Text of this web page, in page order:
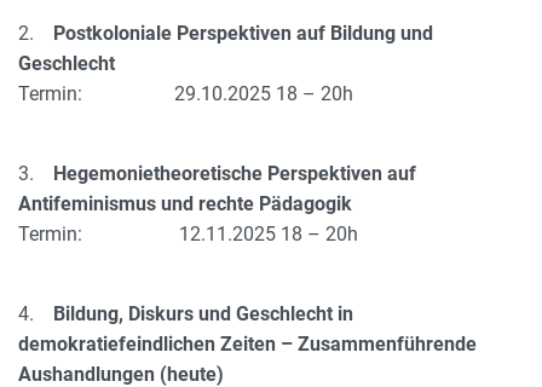
2. Postkoloniale Perspektiven auf Bildung und
Geschlecht
Termin: 29.10.2025 18 – 20h
3.
Hegemonietheoretische Perspektiven auf
Antifeminismus und rechte Pädagogik
Termin: 12.11.2025 18 – 20h
4.
Bildung, Diskurs und Geschlecht in
demokratiefeindlichen Zeiten – Zusammenführende
Aushandlungen (heute)